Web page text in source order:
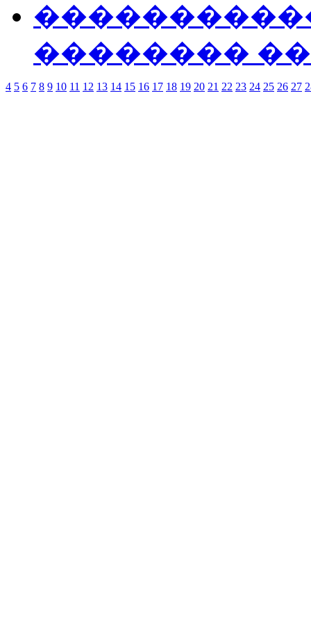
��������
4 5 6 7 8 9 10 11 12 13 14 15 16 17 18 19 20 21 22 23 24 25 26 27